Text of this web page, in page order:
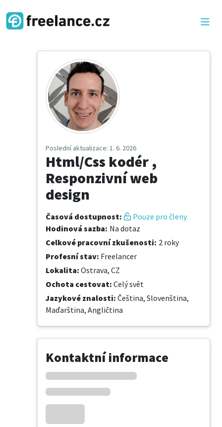
Poslední aktualizace: 1. 6. 2026
Html/Css kodér ,
Responzivní web
design
Časová dostupnost:
Pouze pro členy
Hodinová sazba: Na dotaz
Celkové pracovní zkušenosti: 2 roky
Profesní stav: Freelancer
Lokalita: Ostrava, CZ
Ochota cestovat: Celý svět
Jazykové znalosti: Čeština, Slovenština,
Maďarština, Angličtina
Kontaktní informace